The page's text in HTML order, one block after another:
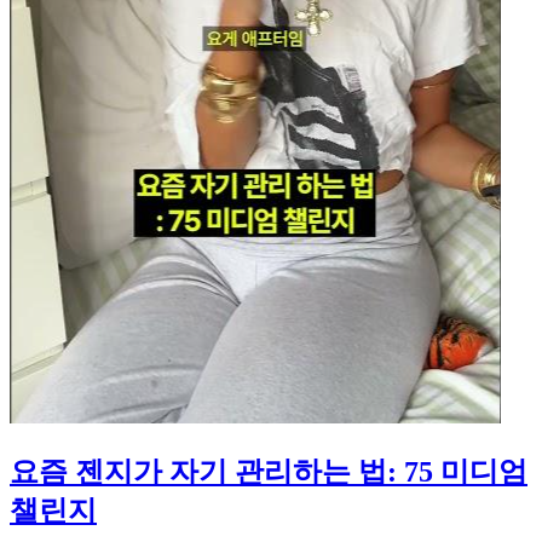
요즘 젠지가 자기 관리하는 법: 75 미디엄
챌린지